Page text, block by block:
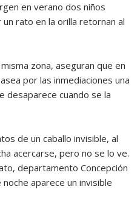
en verano dos niños
rato en la orilla retornan al
zona, aseguran que en
por las inmediaciones una
desaparece cuando se la
de un caballo invisible, al
acercarse, pero no se lo ve.
departamento Concepción
aparece un invisible